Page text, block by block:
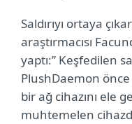
Saldırıyı ortaya
araştırmacısı
yaptı:” Keşfedilen
PlushDaemon
bir ağ cihazını ele
muhtemelen